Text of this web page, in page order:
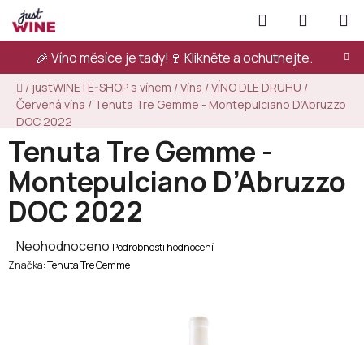
Přejít
na
obsah
🎉 Víno měsíce je tady!🍷 Klikněte a ochutnejte.
Hledat
KOŠÍK
Domů
/ justWINE | E-SHOP s vínem /Vína /VÍNO DLE DRUHU /
Červená vína / Tenuta Tre Gemme - Montepulciano D’Abruzzo
DOC 2022
Tenuta Tre Gemme -
Montepulciano D’Abruzzo
DOC 2022
Průměrné
hodnocení
Neohodnoceno Podrobnosti hodnocení
Značka:Tenuta Tre Gemme